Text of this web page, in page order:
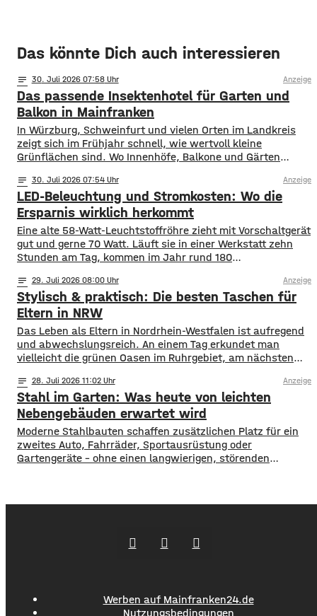
Das könnte Dich auch interessieren
notes 30. Juli 2026 07:58 Anzeige
Das passende Insektenhotel für Garten und
Balkon in Mainfranken
In Würzburg, Schweinfurt und vielen Orten im Landkreis
zeigt sich im Frühjahr schnell, wie wertvoll kleine
Grünflächen sind. Wo Innenhöfe, Balkone und Gärten
viele Insektenarten unter Druck: Versiegelte Flächen, sehr
aufgeräumte Beete und weniger heimische Blühpflanzen
nehmen ihnen Nistplätze und Rückzugsräume. Ein
Insektenhotel in Mainfranken ist keine Wunderlösung, kann
notes 30. Juli 2026 07:54 Anzeige
LED-Beleuchtung und Stromkosten: Wo die
Ersparnis wirklich herkommt
Eine alte 58-Watt-Leuchtstoffröhre zieht mit Vorschaltgerät
gut und gerne 70 Watt. Läuft sie in einer Werkstatt zehn
Stunden am Tag, kommen im Jahr rund 180
Leuchten sind das über 7.000 Kilowattstunden – nur fürs
Licht. Die Rechnung ist einfacher als ihr Ruf Man braucht
dafür keine Software. Leistung in
notes 29. Juli 2026 08:00 Anzeige
Stylisch & praktisch: Die besten Taschen für
Eltern in NRW
Das Leben als Eltern in Nordrhein-Westfalen ist aufregend
und abwechslungsreich. An einem Tag erkundet man
vielleicht die grünen Oasen im Ruhrgebiet, am nächsten
Düsseldorf. Spontaneität ist gefragt, aber gute
Vorbereitung ist alles. Wer mit Kindern unterwegs ist,
weiß, dass man für alle Eventualitäten gewappnet sein
muss –
notes 28. Juli 2026 11:02 Anzeige
Stahl im Garten: Was heute von leichten
Nebengebäuden erwartet wird
Moderne Stahlbauten schaffen zusätzlichen Platz für ein
zweites Auto, Fahrräder, Sportausrüstung oder
Gartengeräte – ohne einen langwierigen, störenden
Werben auf Mainfranken24.de
Nutzungsbedingungen